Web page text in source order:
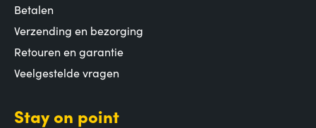
Betalen
Verzending en bezorging
Retouren en garantie
Veelgestelde vragen
Stay on point